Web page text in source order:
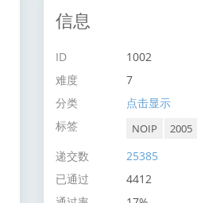
信息
ID
1002
难度
7
分类
点击显示
标签
NOIP 2005
递交数
25385
已通过
4412